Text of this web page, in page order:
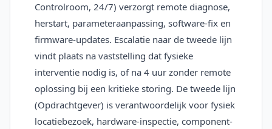
Controlroom, 24/7) verzorgt remote diagnose,
herstart, parameteraanpassing, software-fix en
firmware-updates. Escalatie naar de tweede lijn
vindt plaats na vaststelling dat fysieke
interventie nodig is, of na 4 uur zonder remote
oplossing bij een kritieke storing. De tweede lijn
(Opdrachtgever) is verantwoordelijk voor fysiek
locatiebezoek, hardware-inspectie, component-